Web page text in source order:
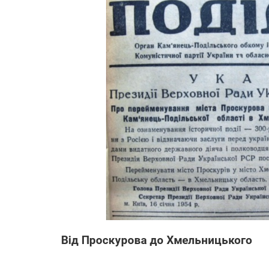
Від Проскурова до Хмельницького